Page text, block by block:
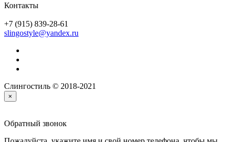
Контакты
+7 (915) 839-28-61
slingostyle@yandex.ru
Слингостиль © 2018-2021
×
Обратный звонок